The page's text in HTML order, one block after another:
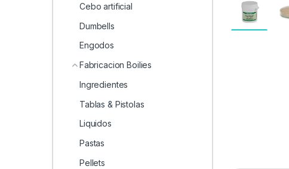
Cebo artificial
Dumbells
Engodos
Fabricacion Boilies
Ingredientes
Tablas & Pistolas
Liquidos
Pastas
Pellets